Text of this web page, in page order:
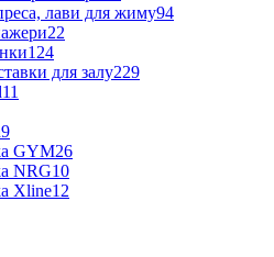
лави для жиму94
22
124
для залу229
11
9
GYM26
NRG10
Xline12